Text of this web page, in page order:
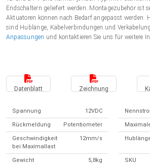
Norsk (NOK)
Suomi (EUR)
Endschaltern geliefert werden. Montagezubehör ist
Aktuatoren können nach Bedarf angepasst werden.
sind Hublänge, Kabelverbindungen und
Anpassungen und kontaktieren Sie uns für weitere
Datenblatt Zeichnung
Spannung 12VDC
Rückmeldung Potentiometer
Geschwindigkeit
bei Maximallast
12mm/s
Gewicht 5,8kg SKU